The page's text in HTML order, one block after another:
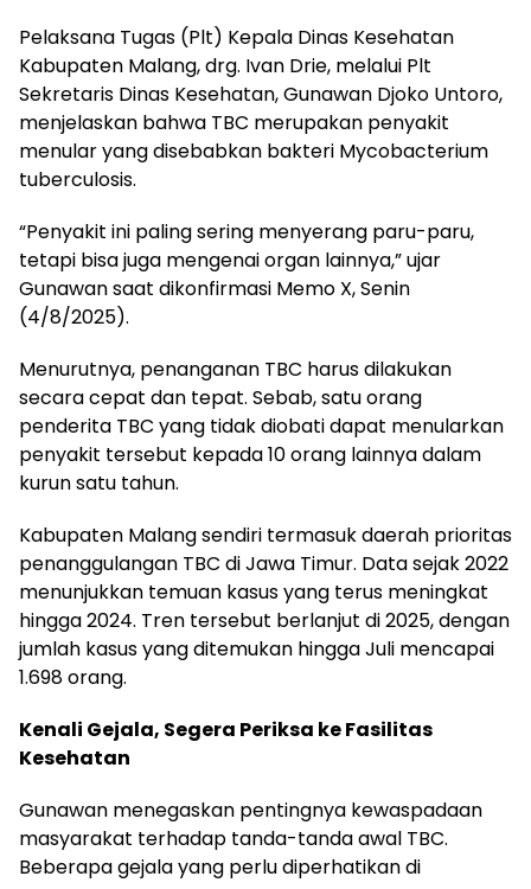
Pelaksana Tugas (Plt) Kepala Dinas Kesehatan
Kabupaten Malang, drg. Ivan Drie, melalui Plt
Sekretaris Dinas Kesehatan, Gunawan Djoko Untoro,
menjelaskan bahwa TBC merupakan penyakit
menular yang disebabkan bakteri Mycobacterium
tuberculosis.
“Penyakit ini paling sering menyerang paru-paru,
tetapi bisa juga mengenai organ lainnya,” ujar
Gunawan saat dikonfirmasi Memo X, Senin
(4/8/2025).
Menurutnya, penanganan TBC harus dilakukan
secara cepat dan tepat. Sebab, satu orang
penderita TBC yang tidak diobati dapat menularkan
penyakit tersebut kepada 10 orang lainnya dalam
kurun satu tahun.
Kabupaten Malang sendiri termasuk daerah prioritas
penanggulangan TBC di Jawa Timur. Data sejak 2022
menunjukkan temuan kasus yang terus meningkat
hingga 2024. Tren tersebut berlanjut di 2025, dengan
jumlah kasus yang ditemukan hingga Juli mencapai
1.698 orang.
Kenali Gejala, Segera Periksa ke Fasilitas
Kesehatan
Gunawan menegaskan pentingnya kewaspadaan
masyarakat terhadap tanda-tanda awal TBC.
Beberapa gejala yang perlu diperhatikan di